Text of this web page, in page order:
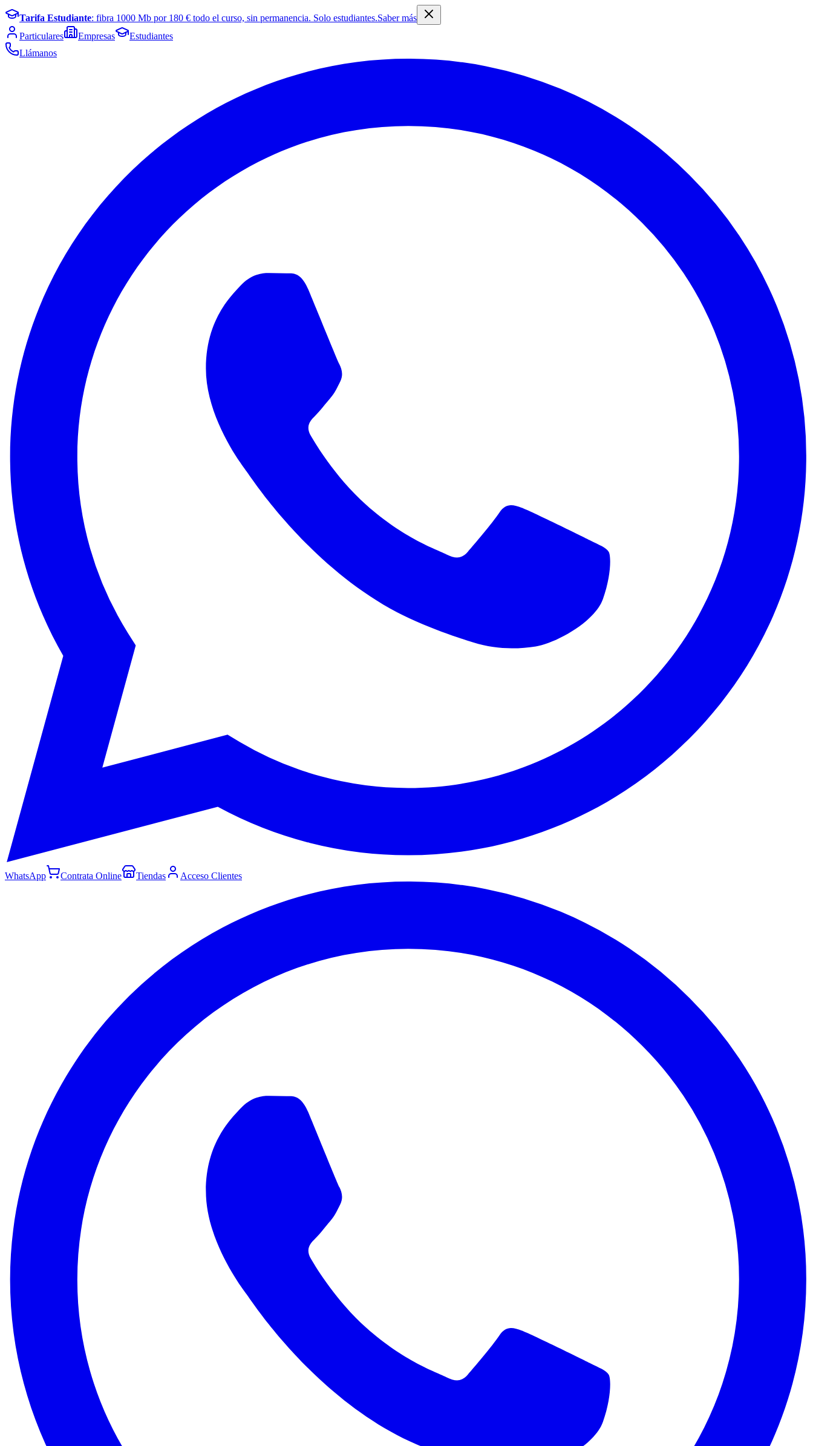
Tarifa Estudiante: fibra 1000 Mb por 180 € todo el curso, sin permanencia. Solo estudiantes.Saber más
Particulares
Empresas
Estudiantes
Llámanos
WhatsApp Contrata Online Tiendas Acceso Clientes